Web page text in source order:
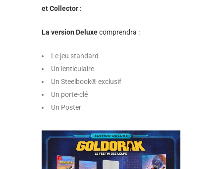
et Collector :
La version Deluxecomprendra :
Le jeu standard
Un lenticulaire
Un Steelbook® exclusif
Un porte-clé
Un Poster